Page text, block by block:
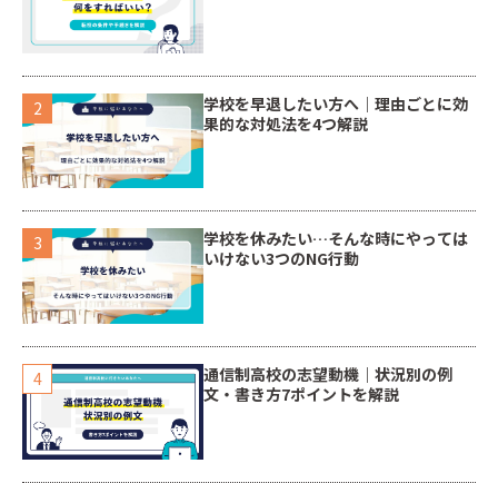
学校を早退したい方へ｜理由ごとに効
果的な対処法を4つ解説
学校を休みたい…そんな時にやっては
いけない3つのNG行動
通信制高校の志望動機｜状況別の例
文・書き方7ポイントを解説